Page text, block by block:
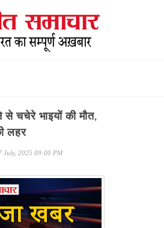
से चचेरे भाइयों की मौत,
लहर
July, 2025 09:00 PM